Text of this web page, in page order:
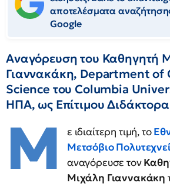
αποτελέσματα
Google
Αναγόρευση του Καθηγητή
Γιαννακάκη, Department of
Science του Columbia
ΗΠΑ, ως Επίτιμου
Μ ε ιδιαίτερη τιμή, το
Μετσόβιο
αναγόρευσε τον
Μιχάλη Γιαννακάκη